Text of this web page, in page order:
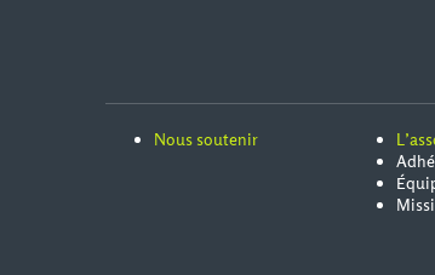
Nous soutenir